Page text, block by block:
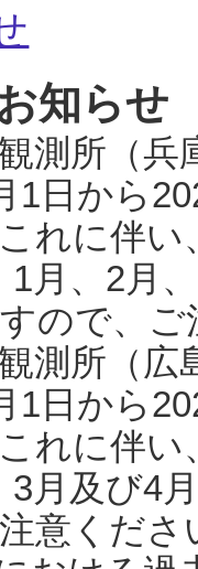
知らせ
測所（
1日から
れに伴い
1月、2月
ので、
測所（
1日から
れに伴い
3月及び4
意くだ